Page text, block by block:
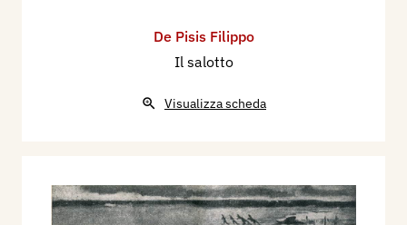
De Pisis Filippo
Il salotto
Visualizza scheda